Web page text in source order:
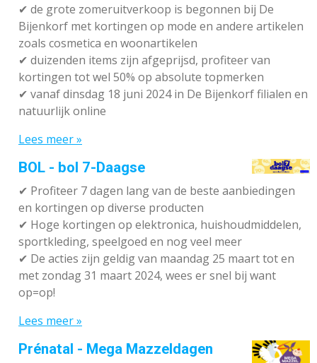
✔ de grote zomeruitverkoop is begonnen bij De
Bijenkorf met kortingen op mode en andere artikelen
zoals cosmetica en woonartikelen
✔ duizenden items zijn afgeprijsd, profiteer van
kortingen tot wel 50% op absolute topmerken
✔ vanaf dinsdag 18 juni 2024 in De Bijenkorf filialen en
natuurlijk online
Lees meer »
BOL - bol 7-Daagse
✔ Profiteer 7 dagen lang van de beste aanbiedingen
en kortingen op diverse producten
✔ Hoge kortingen op elektronica, huishoudmiddelen,
sportkleding, speelgoed en nog veel meer
✔ De acties zijn geldig van maandag 25 maart tot en
met zondag 31 maart 2024, wees er snel bij want
op=op!
Lees meer »
Prénatal - Mega Mazzeldagen